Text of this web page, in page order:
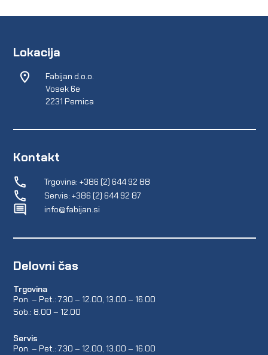
Lokacija
Fabijan d.o.o.
Vosek 6e
2231 Pernica
Kontakt
Trgovina: +386 (2) 644 92 88
Servis: +386 (2) 644 92 87
info@fabijan.si
Delovni čas
Trgovina
Pon. – Pet.: 7.30 – 12.00, 13.00 – 16.00
Sob.: 8.00 – 12.00
Servis
Pon. – Pet.: 7.30 – 12.00, 13.00 – 16.00